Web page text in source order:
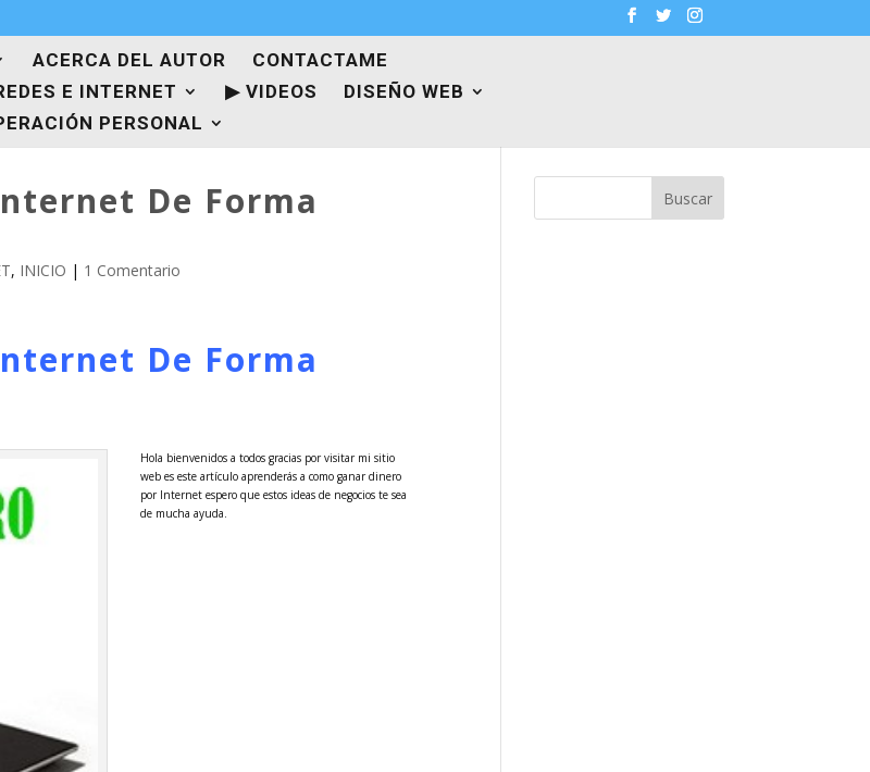
ACERCA DEL AUTOR
CONTACTAME
E INTERNET ▶ VIDEOS
DISEÑO WEB
PERSONAL
De Forma
, INICIO | 1 Comentario
De Forma
Hola bienvenidos a todos gracias por visitar mi sitio
web es este artículo aprenderás a como ganar dinero
por Internet espero que estos ideas de negocios te sea
de mucha ayuda.
Buscar